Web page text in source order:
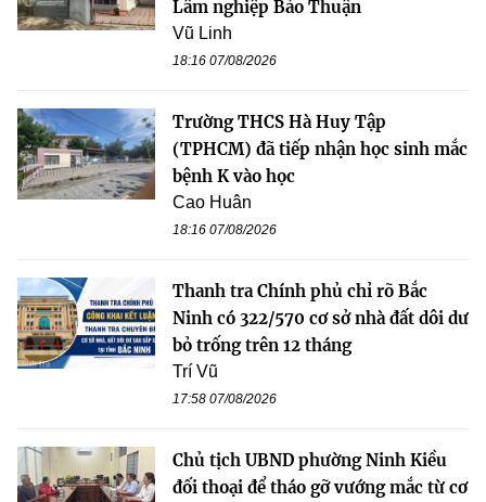
Lâm nghiệp Bảo Thuận
Vũ Linh
18:16 07/08/2026
Trường THCS Hà Huy Tập
(TPHCM) đã tiếp nhận học sinh mắc
bệnh K vào học
Cao Huân
18:16 07/08/2026
Thanh tra Chính phủ chỉ rõ Bắc
Ninh có 322/570 cơ sở nhà đất dôi dư
bỏ trống trên 12 tháng
Trí Vũ
17:58 07/08/2026
Chủ tịch UBND phường Ninh Kiều
đối thoại để tháo gỡ vướng mắc từ cơ